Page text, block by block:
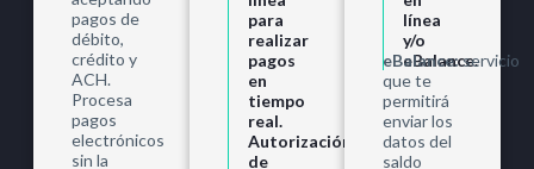
pagos de
débito,
crédito y
ACH.
Procesa
pagos
electrónicos
sin la
para
realizar
pagos
en
tiempo
real.
Autorización
de
línea
y/o
eBalance.
eBalance:servicio
que te
permitirá
enviar los
datos del
saldo